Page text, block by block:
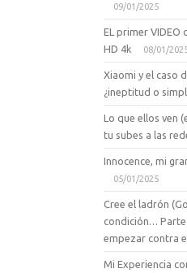
09/01/2025
EL primer VIDEO
HD 4k
08/01/
Xiaomi y el caso
¿ineptitud o
Lo que ellos ven
tu subes a las
Innocence, mi
05/01/2025
Cree el ladrón
condición… Parte
empezar contra
Mi Experiencia